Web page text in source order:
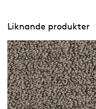
Liknande produkter